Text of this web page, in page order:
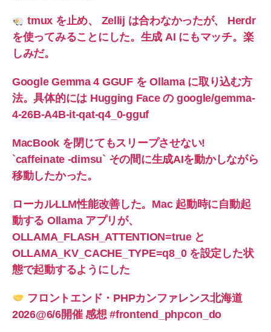
tmux を止め、 Zellij は合わなかったが、 Herdr
を使ってみることにした。生成 AI にもマッチ。楽
しみだ。
Google Gemma 4 GGUF を Ollama に取り込む方
法。具体的には Hugging Face の google/gemma-
4-26B-A4B-it-qat-q4_0-gguf
MacBook を閉じてもスリープさせない!
`caffeinate -dimsu` その間に生成AIを動かしながら
移動したかった。
ローカルLLM性能改善した。Mac 起動時に自動起
動する Ollama アプリが、
OLLAMA_FLASH_ATTENTION=true と
OLLAMA_KV_CACHE_TYPE=q8_0 を設定した状
態で起動するようにした
フロントエンド・PHPカンファレンス北海道
2026@6/6開催 感想 #frontend_phpcon_do